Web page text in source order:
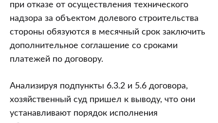
при отказе от осуществления технического
надзора за объектом долевого строительства
стороны обязуются в месячный срок заключить
дополнительное соглашение со сроками
платежей по договору.
Анализируя подпункты 6.3.2 и 5.6 договора,
хозяйственный суд пришел к выводу, что они
устанавливают порядок исполнения